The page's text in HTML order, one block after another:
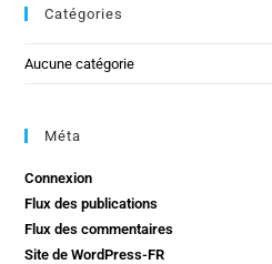
Catégories
Aucune catégorie
Méta
Connexion
Flux des publications
Flux des commentaires
Site de WordPress-FR